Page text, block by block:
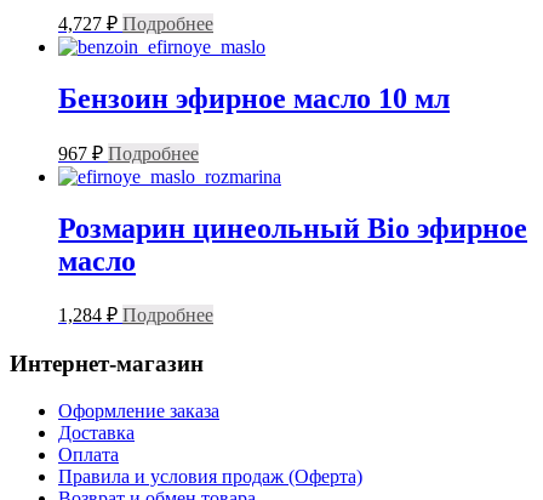
4,727 ₽ Подробнее
Бензоин эфирное масло 10 мл
967 ₽ Подробнее
Розмарин цинеольный Bio эфирное
масло
1,284 ₽ Подробнее
Интернет-магазин
Оформление заказа
Доставка
Оплата
Правила и условия продаж (Оферта)